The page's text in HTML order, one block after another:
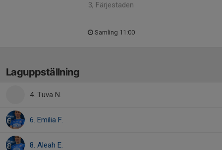
3, Färjestaden
Samling 11:00
Laguppställning
4. Tuva N.
6. Emilia F.
8. Aleah E.